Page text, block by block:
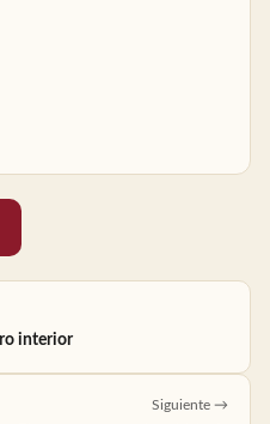
interior
Siguiente →